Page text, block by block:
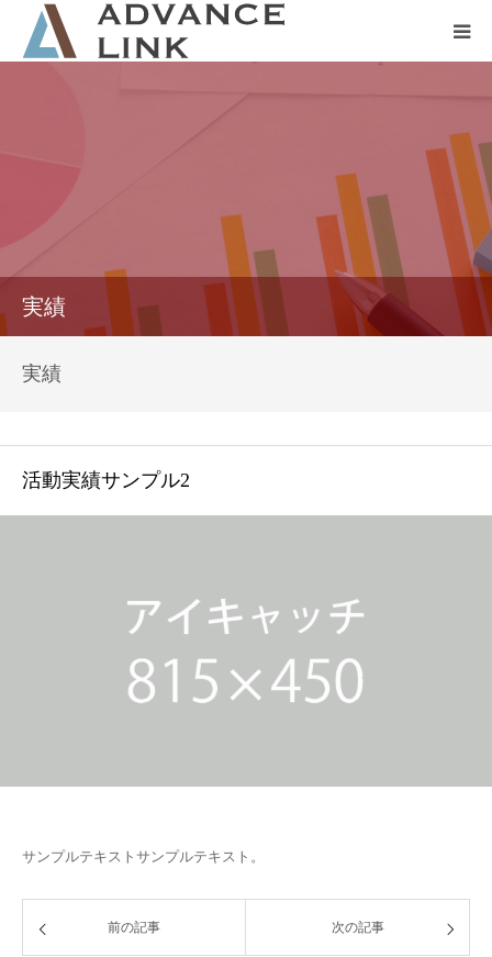
実績
実績
活動実績サンプル2
サンプルテキストサンプルテキスト。
前の記事 次の記事
事業保険